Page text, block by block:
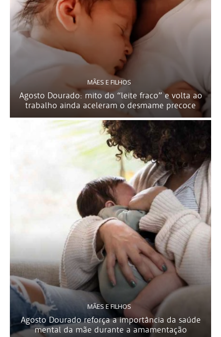
MÃES E FILHOS
Agosto Dourado: mito do “leite fraco” e volta ao
trabalho ainda aceleram o desmame precoce
MÃES E FILHOS
Agosto Dourado reforça a importância da saúde
mental da mãe durante a amamentação